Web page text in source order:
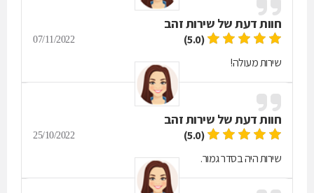
חוות דעת של שירות זהב
(5.0)
07/11/2022
שירות מעולה!
חוות דעת של שירות זהב
(5.0)
25/10/2022
שירות היה בסדר גמור.